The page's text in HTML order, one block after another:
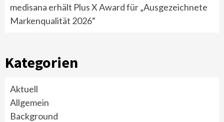
medisana erhält Plus X Award für „Ausgezeichnete
Markenqualität 2026“
Kategorien
Aktuell
Allgemein
Background